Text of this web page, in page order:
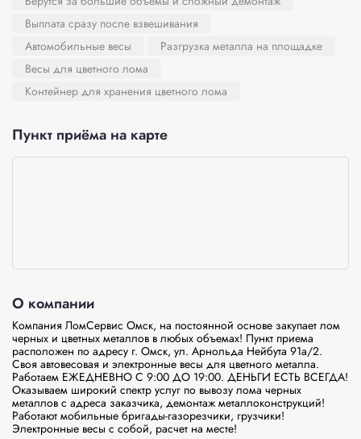
Выплата сразу после взвешивания
Автомобильные весы
Разгрузка металла на площадке
Весы для цветного лома
Контейнер для хранения цветного лома
Пункт приёма на карте
О компании
Компания ЛомСервис Омск, на постоянной основе закупает лом
черных и цветных металлов в любых объемах! Пункт приема
расположен по адресу г. Омск, ул. Арнольда Нейбута 91а/2.
Своя автовесовая и электронные весы для цветного металла.
Работаем ЕЖЕДНЕВНО С 9:00 ДО 19:00. ДЕНЬГИ ЕСТЬ ВСЕГДА!
Оказываем широкий спектр услуг по вывозу лома черных
металлов с адреса заказчика, демонтаж металлоконструкций!
Работают мобильные бригады-газорезчики, грузчики!
Электронные весы с собой, расчет на месте!